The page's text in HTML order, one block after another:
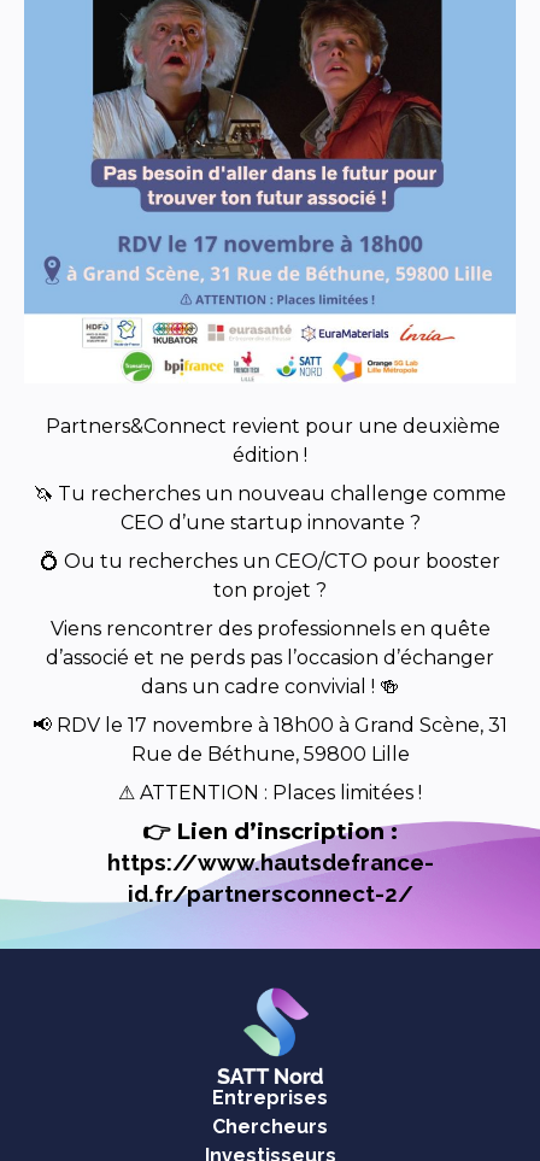
Partners&Connect revient pour une deuxième
édition !
🦄 Tu recherches un nouveau challenge comme
CEO d’une startup innovante ?
💍 Ou tu recherches un CEO/CTO pour booster
ton projet ?
Viens rencontrer des professionnels en quête
d’associé et ne perds pas l’occasion d’échanger
dans un cadre convivial ! 🍻
📢 RDV le 17 novembre à 18h00 à Grand Scène, 31
Rue de Béthune, 59800 Lille
⚠ ATTENTION : Places limitées !
👉 Lien d’inscription :
https://www.hautsdefrance-
id.fr/partnersconnect-2/
Entreprises
Chercheurs
Investisseurs